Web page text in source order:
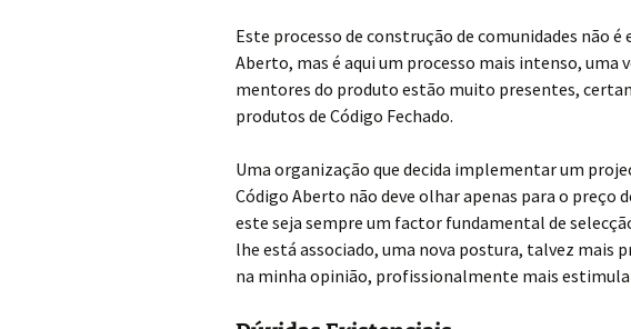
Este processo de construção de comunidades não é
Aberto, mas é aqui um processo mais intenso, uma
mentores do produto estão muito presentes,
produtos de Código Fechado.
Uma organização que decida implementar um
Código Aberto não deve olhar apenas para o preço
este seja sempre um factor fundamental de
lhe está associado, uma nova postura, talvez mais
na minha opinião, profissionalmente mais